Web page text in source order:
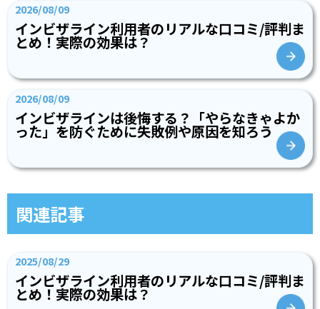
2026/08/09
インビザライン利用者のリアルな口コミ/評判ま
とめ！実際の効果は？
2026/08/09
インビザラインは後悔する？「やらなきゃよか
った」を防ぐために失敗例や原因を知ろう
関連記事
2025/08/29
インビザライン利用者のリアルな口コミ/評判ま
とめ！実際の効果は？